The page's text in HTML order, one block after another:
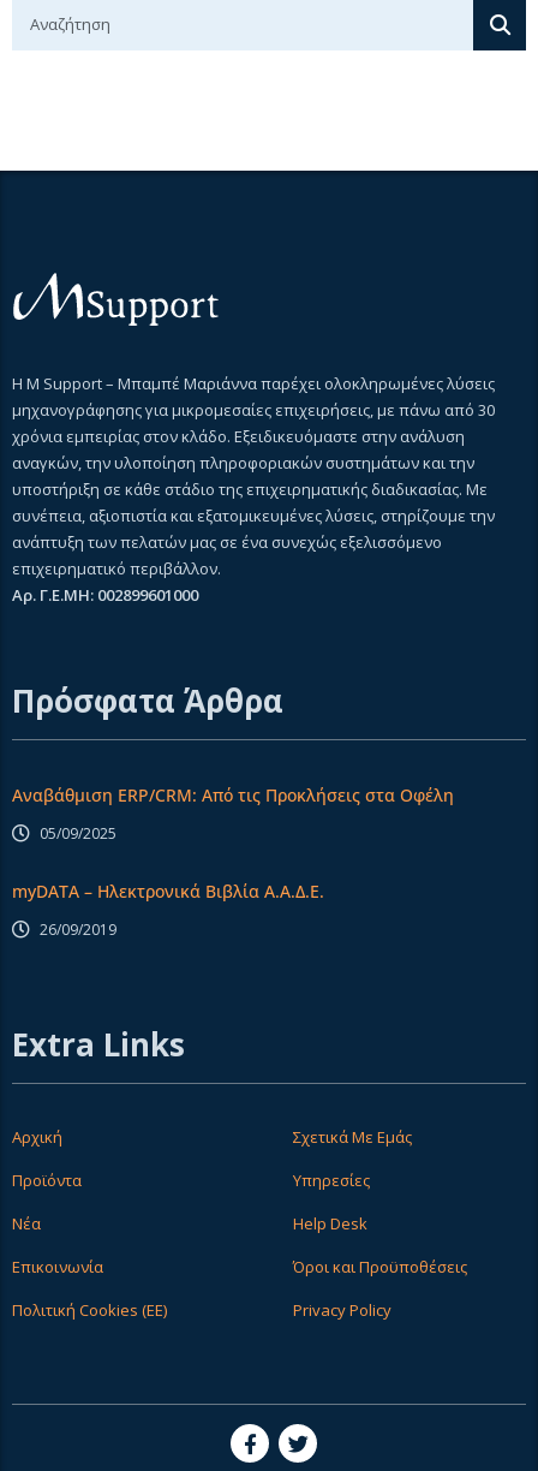
Η M Support – Μπαμπέ Μαριάννα παρέχει ολοκληρωμένες λύσεις
μηχανογράφησης για μικρομεσαίες επιχειρήσεις, με πάνω από 30
χρόνια εμπειρίας στον κλάδο. Εξειδικευόμαστε στην ανάλυση
αναγκών, την υλοποίηση πληροφοριακών συστημάτων και την
υποστήριξη σε κάθε στάδιο της επιχειρηματικής διαδικασίας. Με
συνέπεια, αξιοπιστία και εξατομικευμένες λύσεις, στηρίζουμε την
ανάπτυξη των πελατών μας σε ένα συνεχώς εξελισσόμενο
επιχειρηματικό περιβάλλον.
Αρ. Γ.Ε.ΜΗ: 002899601000
Πρόσφατα Άρθρα
Αναβάθμιση ERP/CRM: Από τις Προκλήσεις στα Οφέλη
05/09/2025
myDATA – Ηλεκτρονικά Βιβλία Α.Α.Δ.Ε.
26/09/2019
Extra Links
Αρχική
Σχετικά Με Εμάς
Προϊόντα
Υπηρεσίες
Νέα
Help Desk
Επικοινωνία
Όροι και Προϋποθέσεις
Πολιτική Cookies (ΕΕ)
Privacy Policy